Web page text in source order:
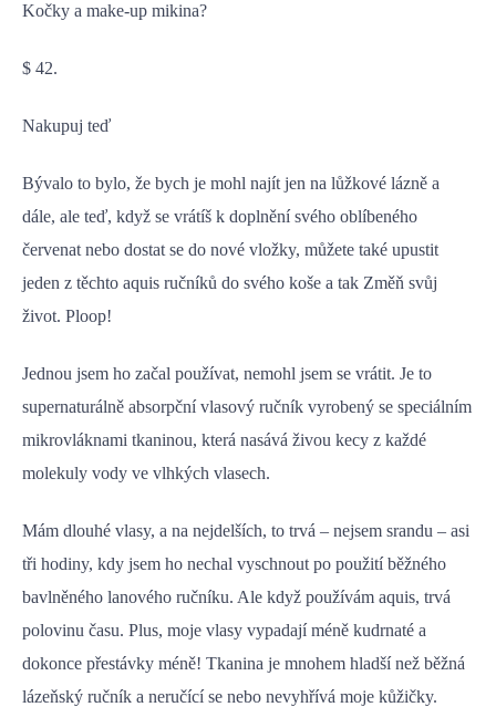
Kočky a make-up mikina?
$ 42.
Nakupuj teď
Bývalo to bylo, že bych je mohl najít jen na lůžkové lázně a
dále, ale teď, když se vrátíš k doplnění svého oblíbeného
červenat nebo dostat se do nové vložky, můžete také upustit
jeden z těchto aquis ručníků do svého koše a tak Změň svůj
život. Ploop!
Jednou jsem ho začal používat, nemohl jsem se vrátit. Je to
supernaturálně absorpční vlasový ručník vyrobený se speciálním
mikrovláknami tkaninou, která nasává živou kecy z každé
molekuly vody ve vlhkých vlasech.
Mám dlouhé vlasy, a na nejdelších, to trvá – nejsem srandu – asi
tři hodiny, kdy jsem ho nechal vyschnout po použití běžného
bavlněného lanového ručníku. Ale když používám aquis, trvá
polovinu času. Plus, moje vlasy vypadají méně kudrnaté a
dokonce přestávky méně! Tkanina je mnohem hladší než běžná
lázeňský ručník a neručící se nebo nevyhřívá moje kůžičky.